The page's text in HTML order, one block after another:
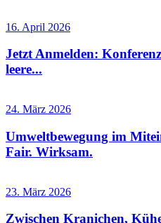
16. April 2026
Jetzt Anmelden:
leere...
24. März 2026
Umweltbewegung im
Fair. Wirksam.
23. März 2026
Zwischen Kranichen,